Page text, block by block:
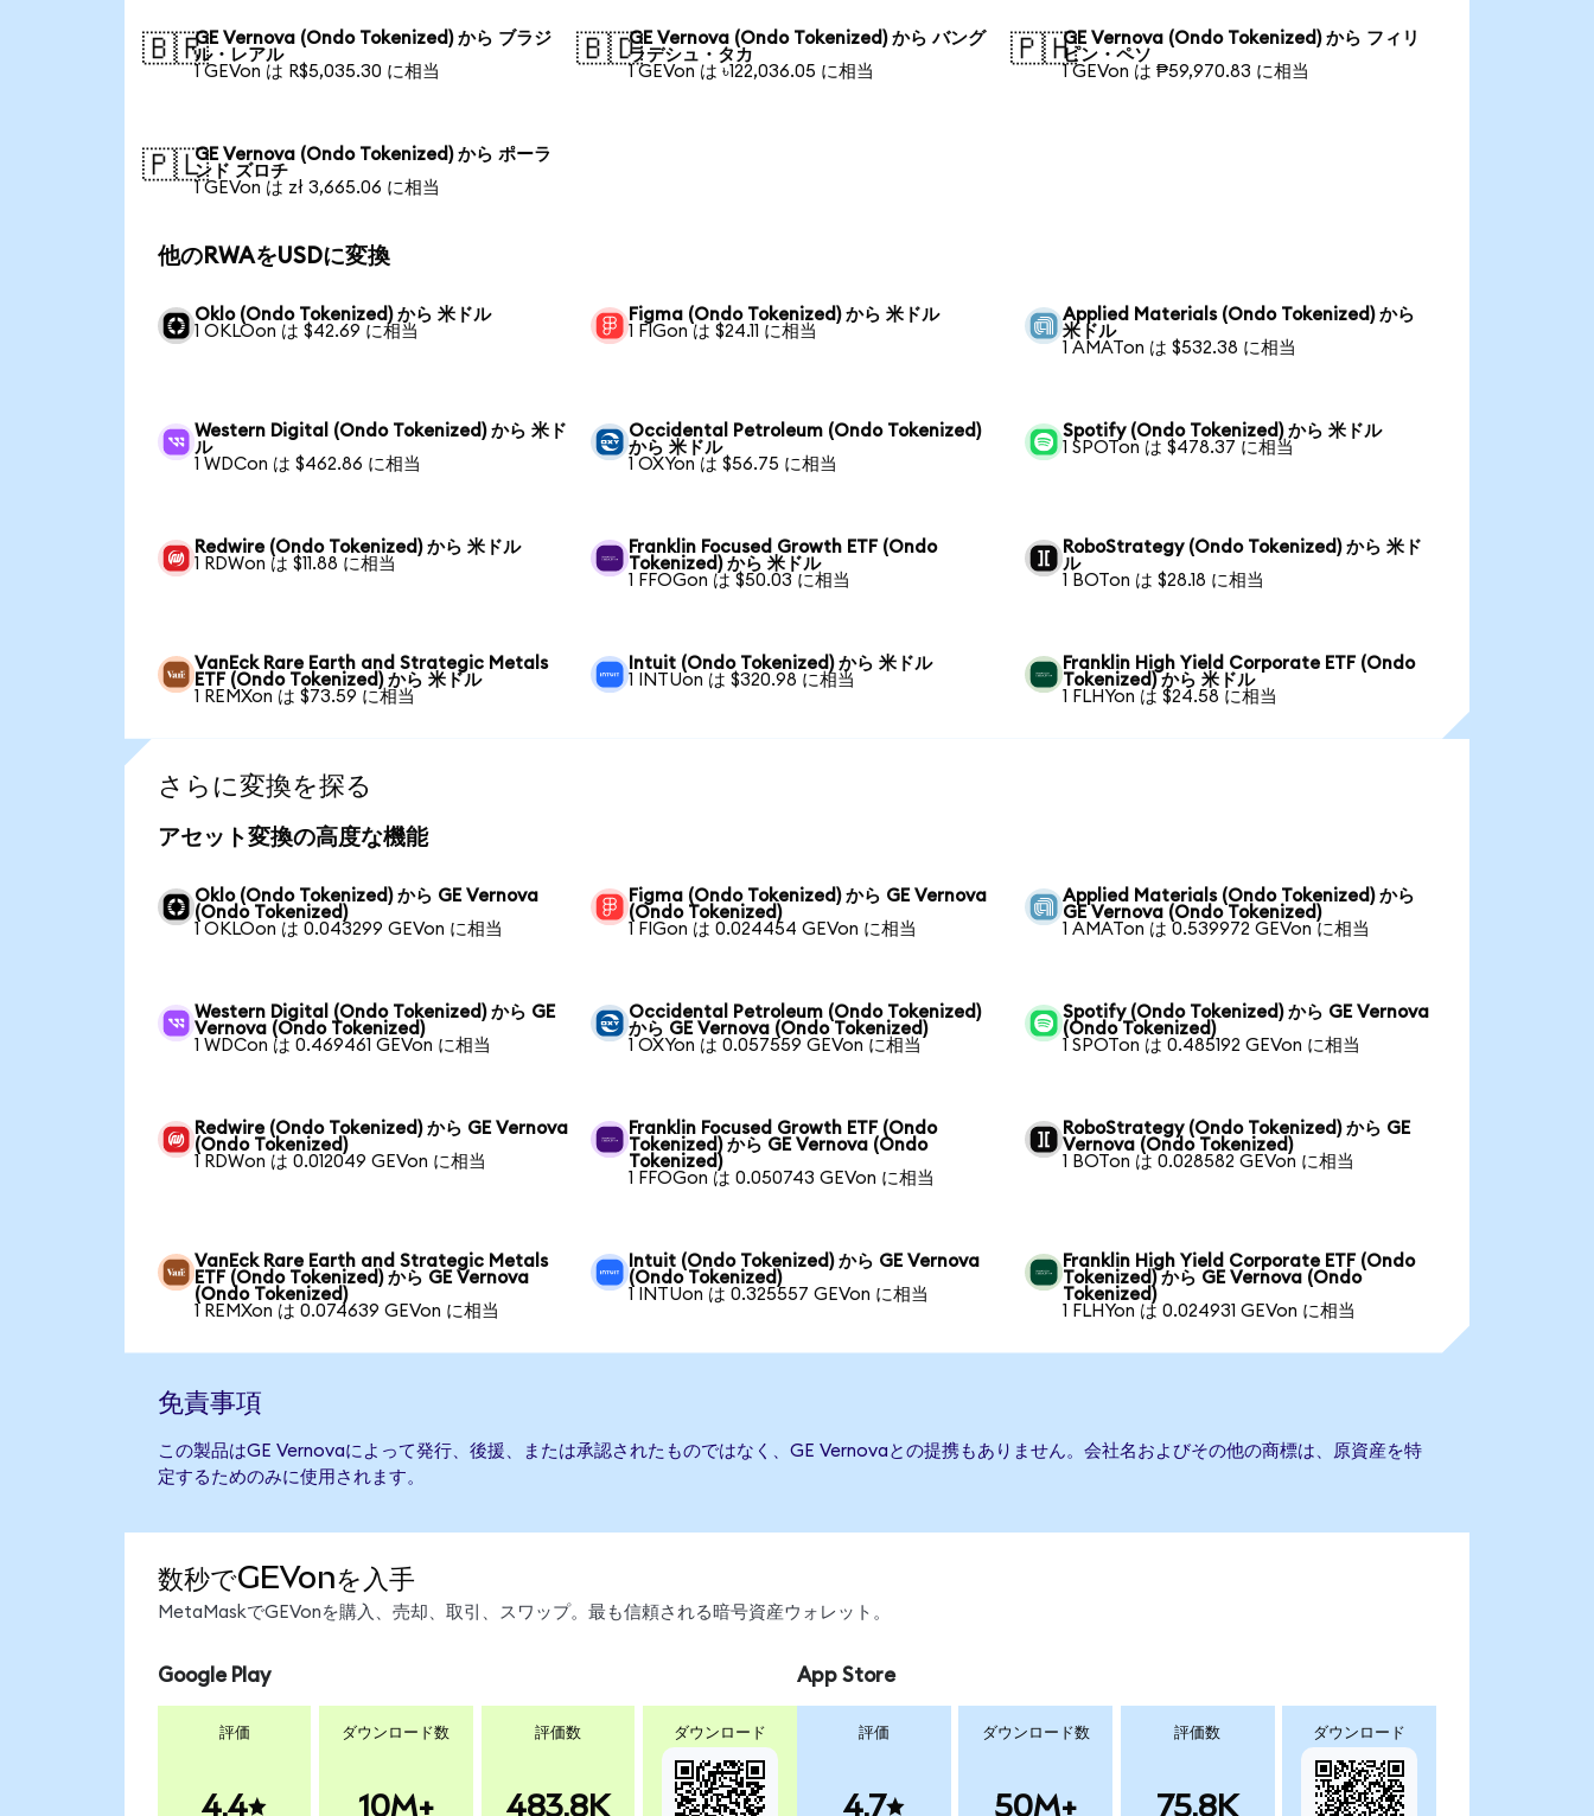
🇧🇷GE Vernova (Ondo Tokenized) から ブラジ
ル・レアル
1 GEVon は R$5,035.30 に相当
🇧🇩GE Vernova (Ondo Tokenized) から バング
ラデシュ・タカ
1 GEVon は ৳122,036.05 に相当
🇵🇭GE Vernova (Ondo Tokenized) から フィリ
ピン・ペソ
1 GEVon は ₱59,970.83 に相当
🇵🇱GE Vernova (Ondo Tokenized) から ポーラ
ンド ズロチ
1 GEVon は zł 3,665.06 に相当
他のRWAをUSDに変換
Oklo (Ondo Tokenized) から 米ドル
1 OKLOon は $42.69 に相当
Figma (Ondo Tokenized) から 米ドル
1 FIGon は $24.11 に相当
Applied Materials (Ondo Tokenized) から
米ドル
1 AMATon は $532.38 に相当
Western Digital (Ondo Tokenized) から 米ド
ル
1 WDCon は $462.86 に相当
Occidental Petroleum (Ondo Tokenized)
から 米ドル
1 OXYon は $56.75 に相当
Spotify (Ondo Tokenized) から 米ドル
1 SPOTon は $478.37 に相当
Redwire (Ondo Tokenized) から 米ドル
1 RDWon は $11.88 に相当
Franklin Focused Growth ETF (Ondo
Tokenized) から 米ドル
1 FFOGon は $50.03 に相当
RoboStrategy (Ondo Tokenized) から 米ド
ル
1 BOTon は $28.18 に相当
VanEck Rare Earth and Strategic Metals
ETF (Ondo Tokenized) から 米ドル
1 REMXon は $73.59 に相当
Intuit (Ondo Tokenized) から 米ドル
1 INTUon は $320.98 に相当
Franklin High Yield Corporate ETF (Ondo
Tokenized) から 米ドル
1 FLHYon は $24.58 に相当
さらに変換を探る
アセット変換の高度な機能
Oklo (Ondo Tokenized) から GE Vernova
(Ondo Tokenized)
1 OKLOon は 0.043299 GEVon に相当
Figma (Ondo Tokenized) から GE Vernova
(Ondo Tokenized)
1 FIGon は 0.024454 GEVon に相当
Applied Materials (Ondo Tokenized) から
GE Vernova (Ondo Tokenized)
1 AMATon は 0.539972 GEVon に相当
Western Digital (Ondo Tokenized) から GE
Vernova (Ondo Tokenized)
1 WDCon は 0.469461 GEVon に相当
Occidental Petroleum (Ondo Tokenized)
から GE Vernova (Ondo Tokenized)
1 OXYon は 0.057559 GEVon に相当
Spotify (Ondo Tokenized) から GE Vernova
(Ondo Tokenized)
1 SPOTon は 0.485192 GEVon に相当
Redwire (Ondo Tokenized) から GE Vernova
(Ondo Tokenized)
1 RDWon は 0.012049 GEVon に相当
Franklin Focused Growth ETF (Ondo
Tokenized) から GE Vernova (Ondo
Tokenized)
1 FFOGon は 0.050743 GEVon に相当
RoboStrategy (Ondo Tokenized) から GE
Vernova (Ondo Tokenized)
1 BOTon は 0.028582 GEVon に相当
VanEck Rare Earth and Strategic Metals
ETF (Ondo Tokenized) から GE Vernova
(Ondo Tokenized)
1 REMXon は 0.074639 GEVon に相当
Intuit (Ondo Tokenized) から GE Vernova
(Ondo Tokenized)
1 INTUon は 0.325557 GEVon に相当
Franklin High Yield Corporate ETF (Ondo
Tokenized) から GE Vernova (Ondo
Tokenized)
1 FLHYon は 0.024931 GEVon に相当
免責事項
この製品はGE Vernovaによって発行、後援、または承認されたものではなく、GE Vernovaとの提携もありません。会社名およびその他の商標は、原資産を特
定するためのみに使用されます。
数秒でGEVonを入手
MetaMaskでGEVonを購入、売却、取引、スワップ。最も信頼される暗号資産ウォレット。
Google Play
評価
4.4
ダウンロード数
10M+
評価数
483.8K
ダウンロード
App Store
評価
4.7
ダウンロード数
50M+
評価数
75.8K
ダウンロード